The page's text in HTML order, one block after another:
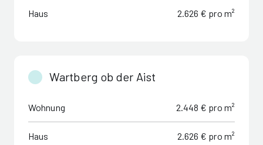
Haus 2.626 € pro m²
Wartberg ob der Aist
Wohnung 2.448 € pro m²
Haus 2.626 € pro m²